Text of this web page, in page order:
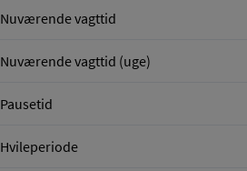
Nuværende vagttid
Nuværende vagttid (uge)
Pausetid
Hvileperiode